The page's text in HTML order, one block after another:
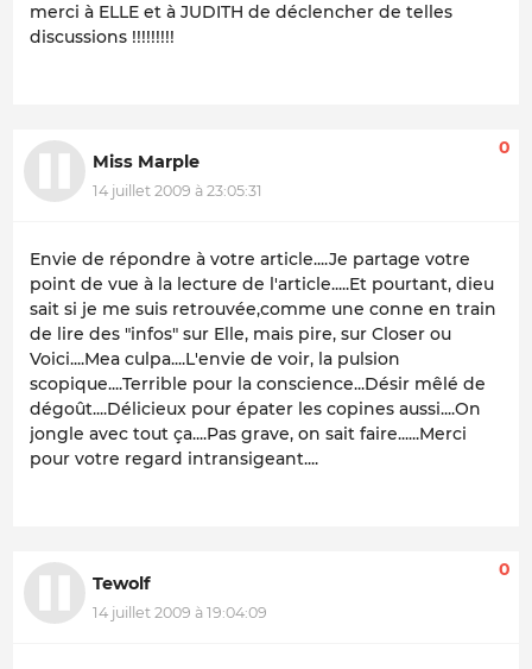
merci à ELLE et à JUDITH de déclencher de telles
discussions !!!!!!!!!
Miss Marple
14 juillet 2009 à 23:05:31
0
Envie de répondre à votre article....Je partage votre
point de vue à la lecture de l'article.....Et pourtant, dieu
sait si je me suis retrouvée,comme une conne en train
de lire des "infos" sur Elle, mais pire, sur Closer ou
Voici....Mea culpa....L'envie de voir, la pulsion
scopique....Terrible pour la conscience...Désir mêlé de
dégoût....Délicieux pour épater les copines aussi....On
jongle avec tout ça....Pas grave, on sait faire......Merci
pour votre regard intransigeant....
Tewolf
14 juillet 2009 à 19:04:09
0